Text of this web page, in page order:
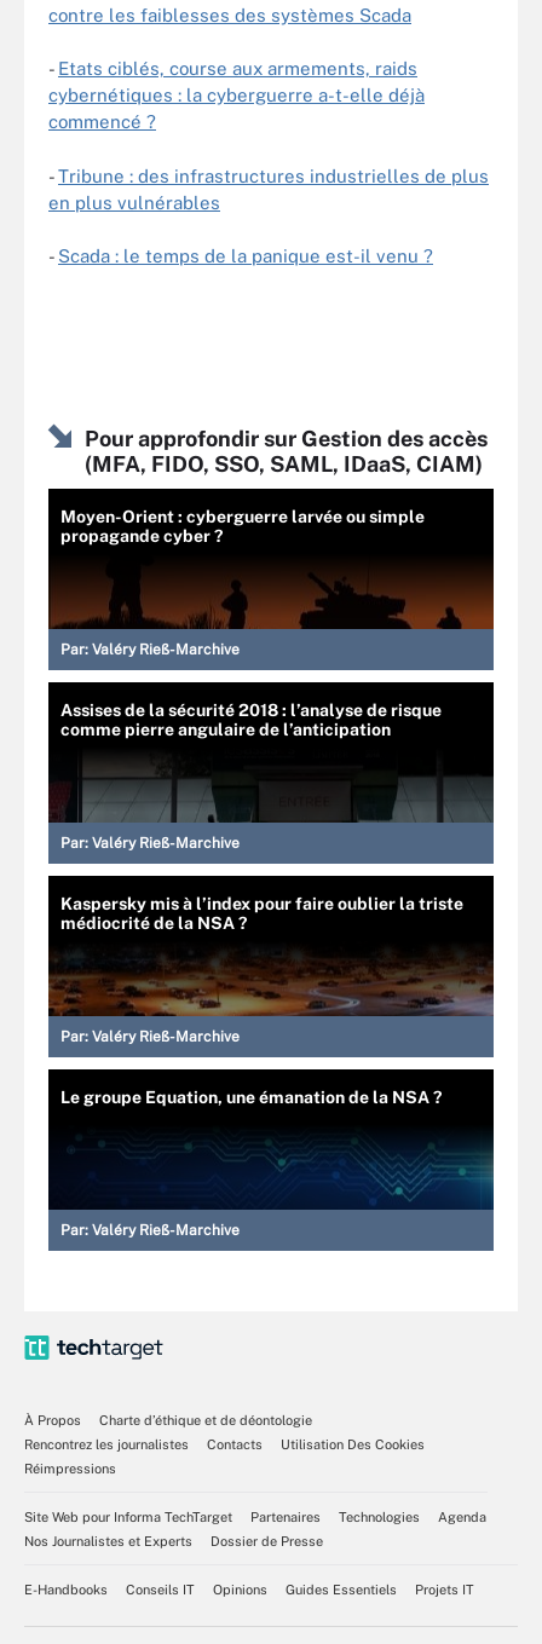
contre les faiblesses des systèmes Scada
- Etats ciblés, course aux armements, raids
cybernétiques : la cyberguerre a-t-elle déjà
commencé ?
-Tribune : des infrastructures industrielles de plus
en plus vulnérables
- Scada : le temps de la panique est-il venu ?
Pour approfondir sur Gestion des accès
(MFA, FIDO, SSO, SAML, IDaaS, CIAM)
Moyen-Orient : cyberguerre larvée ou simple
propagande cyber ?
Par: Valéry Rieß-Marchive
Assises de la sécurité 2018 : l’analyse de risque
comme pierre angulaire de l’anticipation
Par: Valéry Rieß-Marchive
Kaspersky mis à l’index pour faire oublier la triste
médiocrité de la NSA ?
Par: Valéry Rieß-Marchive
Le groupe Equation, une émanation de la NSA ?
Par: Valéry Rieß-Marchive
À Propos
Charte d’éthique et de déontologie
Rencontrez les journalistes
Contacts
Utilisation Des Cookies
Réimpressions
Site Web pour Informa TechTarget Partenaires Technologies
Agenda
Nos Journalistes et Experts
Dossier de Presse
E-Handbooks Conseils IT Opinions Guides Essentiels Projets IT